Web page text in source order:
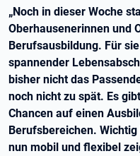
„Noch in dieser Woche
Oberhausenerinnen und
Berufsausbildung. Für
spannender
bisher nicht das
noch nicht zu spät. Es
Chancen auf einen
Berufsbereichen.
nun mobil und flexibel